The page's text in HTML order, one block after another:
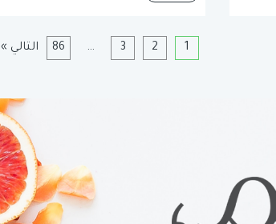
1
2
3
…
86 التالي »